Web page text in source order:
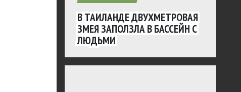
В ТАИЛАНДЕ ДВУХМЕТРОВАЯ
ЗМЕЯ ЗАПОЛЗЛА В БАССЕЙН С
ЛЮДЬМИ